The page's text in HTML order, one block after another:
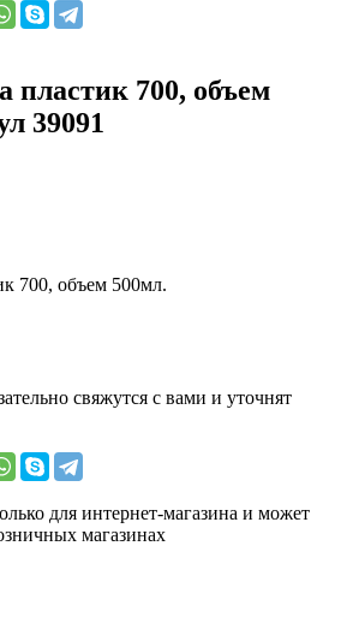
пластик 700, объем
39091
700, объем 500мл.
свяжутся с вами и уточнят
для интернет-магазина и может
магазинах